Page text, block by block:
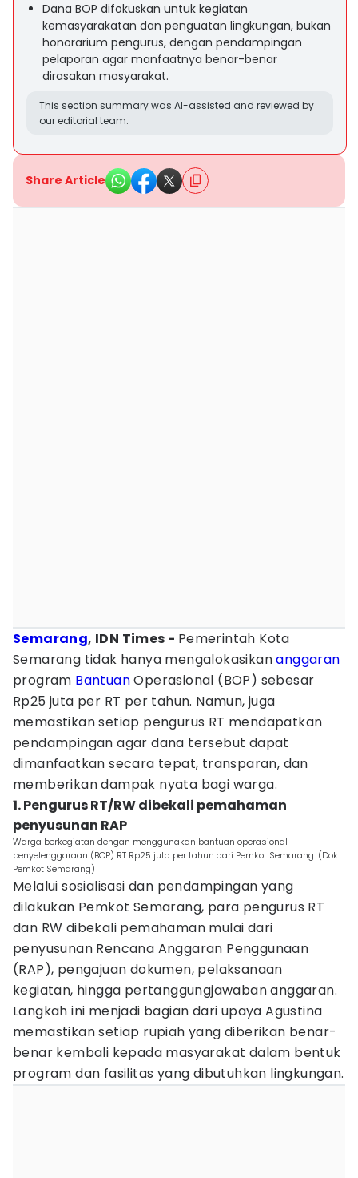
Dana BOP difokuskan untuk kegiatan
kemasyarakatan dan penguatan lingkungan, bukan
honorarium pengurus, dengan pendampingan
pelaporan agar manfaatnya benar-benar
dirasakan masyarakat.
This section summary was AI-assisted and reviewed by
our editorial team.
Share Article
Semarang, IDN Times - Pemerintah Kota
Semarang tidak hanya mengalokasikananggaran
program BantuanOperasional (BOP) sebesar
Rp25 juta per RT per tahun. Namun, juga
memastikan setiap pengurus RT mendapatkan
pendampingan agar dana tersebut dapat
dimanfaatkan secara tepat, transparan, dan
memberikan dampak nyata bagi warga.
1. Pengurus RT/RW dibekali pemahaman
penyusunan RAP
Warga berkegiatan dengan menggunakan bantuan operasional
penyelenggaraan (BOP) RT Rp25 juta per tahun dari Pemkot Semarang. (Dok.
Pemkot Semarang)
Melalui sosialisasi dan pendampingan yang
dilakukan Pemkot Semarang, para pengurus RT
dan RW dibekali pemahaman mulai dari
penyusunan Rencana Anggaran Penggunaan
(RAP), pengajuan dokumen, pelaksanaan
kegiatan, hingga pertanggungjawaban anggaran.
Langkah ini menjadi bagian dari upaya Agustina
memastikan setiap rupiah yang diberikan benar-
benar kembali kepada masyarakat dalam bentuk
program dan fasilitas yang dibutuhkan lingkungan.